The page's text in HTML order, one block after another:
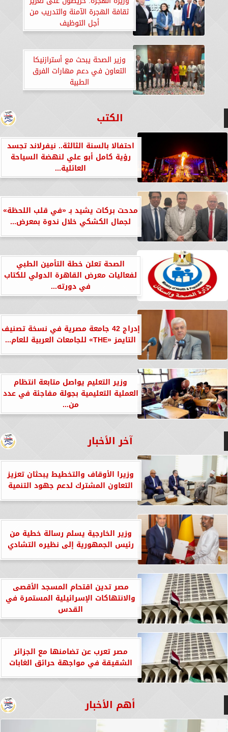
ثقافة الهجرة الآمنة والتدريب من
أجل التوظيف
وزير الصحة يبحث مع أسترازنيكا
التعاون في دعم مهارات الفرق
الطبية
الكتب
احتفالا بالسنة الثالثة.. نيفرلاند تجسد
رؤية كامل أبو علي لنهضة السياحة
العائلية...
مدحت بركات يشيد بـ «في قلب اللحظة»
لجمال الكشكي خلال ندوة بمعرض...
الصحة تعلن خطة التأمين الطبي
لفعاليات معرض القاهرة الدولي للكتاب
في دورته...
إدراج 42 جامعة مصرية في نسخة تصنيف
التايمز «THE» للجامعات العربية للعام...
وزير التعليم يواصل متابعة انتظام
العملية التعليمية بجولة مفاجئة في عدد
من...
آخر الأخبار
وزيرا الأوقاف والتخطيط يبحثان تعزيز
التعاون المشترك لدعم جهود التنمية
وزير الخارجية يسلم رسالة خطية من
رئيس الجمهورية إلى نظيره التشادي
مصر تدين اقتحام المسجد الأقصى
والانتهاكات الإسرائيلية المستمرة في
القدس
مصر تعرب عن تضامنها مع الجزائر
الشقيقة في مواجهة حرائق الغابات
أهم الأخبار